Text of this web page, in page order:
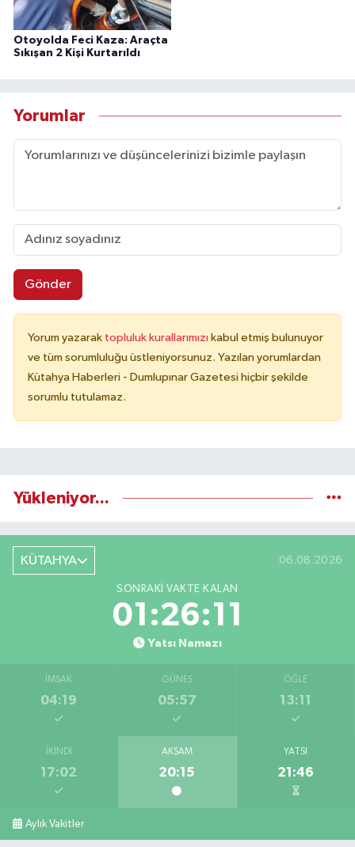
Otoyolda Feci Kaza: Araçta
Sıkışan 2 Kişi Kurtarıldı
Yorumlar
Gönder
Yorum yazarak topluluk kurallarımızı kabul etmiş bulunuyor
ve tüm sorumluluğu üstleniyorsunuz. Yazılan yorumlardan
Kütahya Haberleri - Dumlupınar Gazetesi hiçbir şekilde
sorumlu tutulamaz.
Yükleniyor...
KÜTAHYA 06.08.2026
SONRAKI VAKTE KALAN
01:26:10
Yatsı Namazı
İMSAK
04:19
GÜNEŞ
05:57
ÖĞLE
13:11
İKINDI
17:02
AKŞAM
20:15
YATSI
21:46
Aylık Vakitler